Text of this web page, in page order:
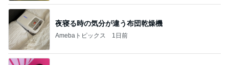
夜寝る時の気分が違う布団乾燥機
Amebaトピックス 1日前